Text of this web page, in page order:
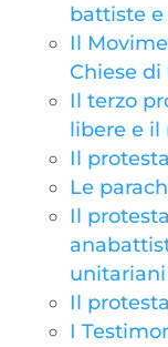
battiste
Il
Chiese di
Il terzo
libere e il
Il
Le
Il
unitariani
Il
I